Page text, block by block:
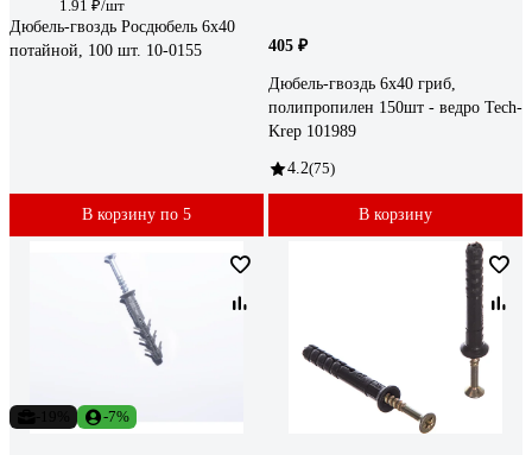
1.91 ₽/шт
Дюбель-гвоздь Росдюбель 6x40
потайной, 100 шт. 10-0155
В корзину по 5
405 ₽
Дюбель-гвоздь 6х40 гриб,
полипропилен 150шт - ведро Tech-
Krep 101989
4.2(75)
В корзину
-7%